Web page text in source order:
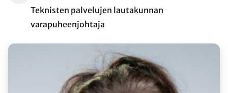
Teknisten palvelujen lautakunnan
varapuheenjohtaja